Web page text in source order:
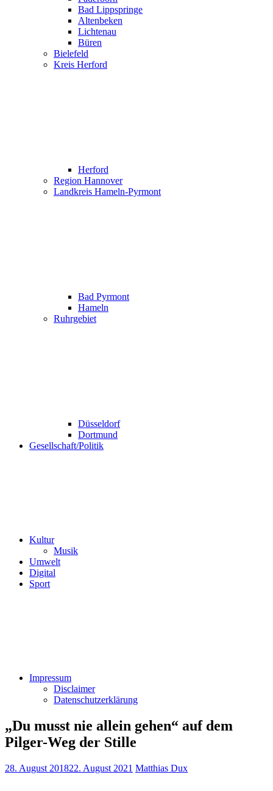
Bad Lippspringe
Altenbeken
Lichtenau
Büren
Bielefeld
Kreis Herford
Herford
Region Hannover
Landkreis Hameln-Pyrmont
Bad Pyrmont
Hameln
Ruhrgebiet
Düsseldorf
Dortmund
Gesellschaft/Politik
Kultur
Musik
Umwelt
Digital
Sport
Impressum
Disclaimer
Datenschutzerklärung
„Du musst nie allein gehen“ auf dem
Pilger-Weg der Stille
28. August 201822. August 2021 Matthias Dux